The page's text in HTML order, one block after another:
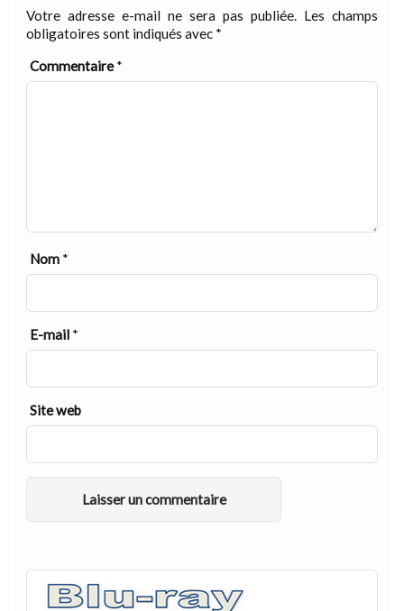
Votre adresse e-mail ne sera pas publiée. Les champs
obligatoires sont indiqués avec *
Commentaire*
Nom *
E-mail *
Site web